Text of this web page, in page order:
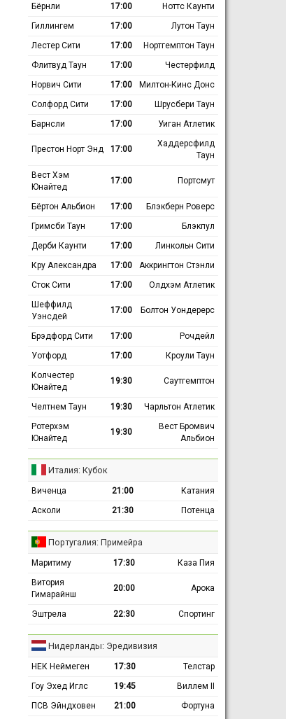
Бёрнли
17:00
Ноттс Каунти
Гиллингем
17:00
Лутон Таун
Лестер Сити
17:00
Нортгемптон Таун
Флитвуд Таун
17:00
Честерфилд
Норвич Сити
17:00
Милтон-Кинс Донс
Солфорд Сити
17:00
Шрусбери Таун
Барнсли
17:00 Уиган Атлетик
Престон Норт Энд 17:00
Хаддерсфилд
Таун
Вест Хэм
Юнайтед
17:00 Портсмут
Бёртон Альбион 17:00
Блэкберн Роверс
Гримсби Таун
17:00
Блэкпул
Дерби Каунти
17:00
Линкольн Сити
Кру Александра
17:00
Аккрингтон Стэнли
Сток Сити
17:00
Олдхэм Атлетик
Шеффилд
Уэнсдей
17:00 Болтон Уондерерс
Брэдфорд Сити 17:00
Рочдейл
Уотфорд
17:00
Кроули Таун
Колчестер
Юнайтед
19:30 Саутгемптон
Челтнем Таун 19:30
Чарльтон Атлетик
Ротерхэм
Юнайтед
19:30
Вест Бромвич
Альбион
Италия: Кубок
Виченца 21:00
Катания
Асколи
21:30 Потенца
Португалия: Примейра
Маритиму 17:30
Каза Пия
Витория
Гимарайнш
20:00 Арока
Эштрела 22:30 Спортинг
Нидерланды: Эредивизия
НЕК Неймеген 17:30
Телстар
Гоу Эхед Иглс
19:45
Виллем II
ПСВ Эйндховен
21:00
Фортуна